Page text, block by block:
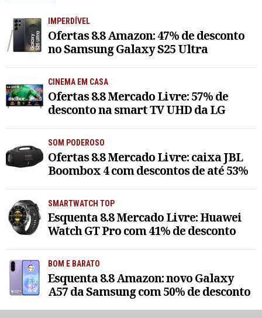
IMPERDÍVEL
Ofertas 8.8 Amazon: 47% de desconto
no Samsung Galaxy S25 Ultra
CINEMA EM CASA
Ofertas 8.8 Mercado Livre: 57% de
desconto na smart TV UHD da LG
SOM PODEROSO
Ofertas 8.8 Mercado Livre: caixa JBL
Boombox 4 com descontos de até 53%
SMARTWATCH TOP
Esquenta 8.8 Mercado Livre: Huawei
Watch GT Pro com 41% de desconto
BOM E BARATO
Esquenta 8.8 Amazon: novo Galaxy
A57 da Samsung com 50% de desconto